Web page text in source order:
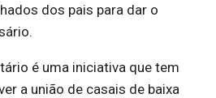
dos pais para dar o
é uma iniciativa que tem
a união de casais de baixa